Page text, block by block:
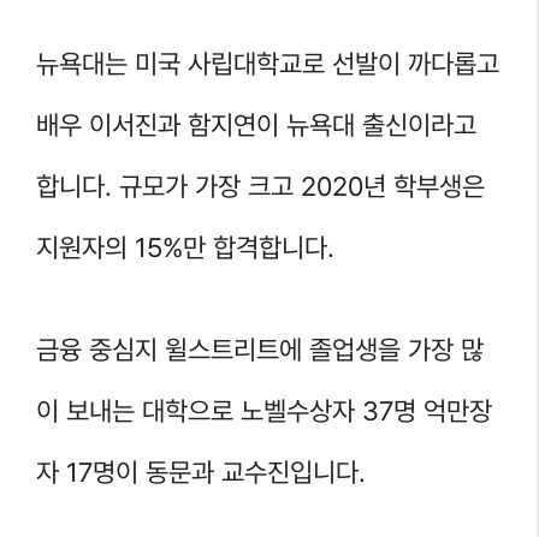
뉴욕대는 미국 사립대학교로 선발이 까다롭고
배우 이서진과 함지연이 뉴욕대 출신이라고
합니다. 규모가 가장 크고 2020년 학부생은
지원자의 15%만 합격합니다.
금융 중심지 윌스트리트에 졸업생을 가장 많
이 보내는 대학으로 노벨수상자 37명 억만장
자 17명이 동문과 교수진입니다.